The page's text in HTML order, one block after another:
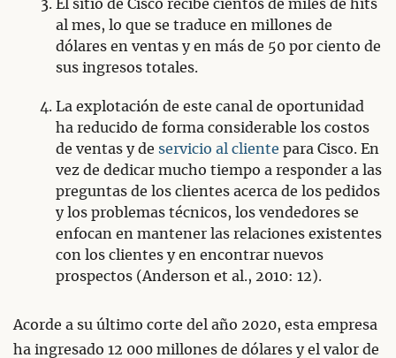
El sitio de Cisco recibe cientos de miles de hits
al mes, lo que se traduce en millones de
dólares en ventas y en más de 50 por ciento de
sus ingresos totales.
La explotación de este canal de oportunidad
ha reducido de forma considerable los costos
de ventas y de servicio al cliente para Cisco. En
vez de dedicar mucho tiempo a responder a las
preguntas de los clientes acerca de los pedidos
y los problemas técnicos, los vendedores se
enfocan en mantener las relaciones existentes
con los clientes y en encontrar nuevos
prospectos (Anderson et al., 2010: 12).
Acorde a su último corte del año 2020, esta empresa
ha ingresado 12 000 millones de dólares y el valor de